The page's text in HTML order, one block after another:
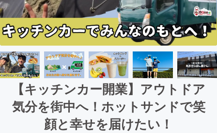
【キッチンカー開業】アウトドア
気分を街中へ！ホットサンドで笑
顔と幸せを届けたい！